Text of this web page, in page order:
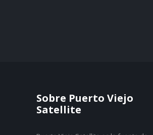
Sobre Puerto Viejo
Satellite